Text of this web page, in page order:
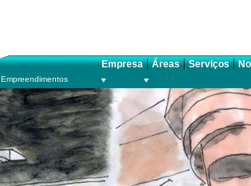
Empresa|Áreas|Serviços|